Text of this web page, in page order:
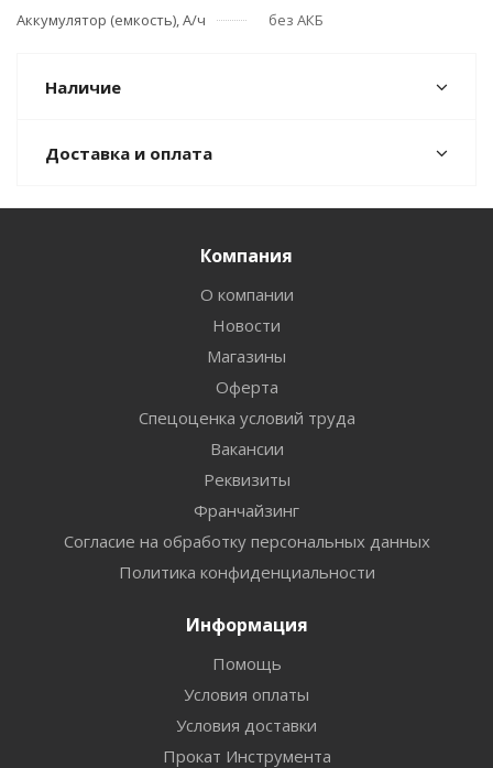
Аккумулятор (емкость), А/ч
без АКБ
Наличие
Доставка и оплата
Компания
О компании
Новости
Магазины
Оферта
Спецоценка условий труда
Вакансии
Реквизиты
Франчайзинг
Согласие на обработку персональных данных
Политика конфиденциальности
Информация
Помощь
Условия оплаты
Условия доставки
Прокат Инструмента